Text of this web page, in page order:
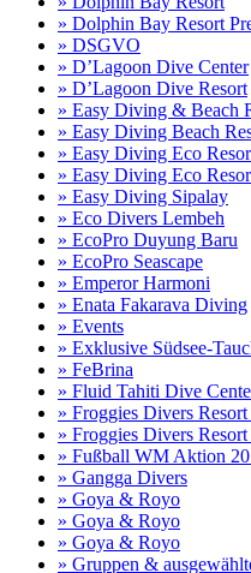
» Dolphin Bay Resort
» DSGVO
» D’Lagoon Dive Center
» D’Lagoon Dive Resort
» Easy Diving & Beach
» Easy Diving Beach
» Easy Diving Eco
» Easy Diving Eco
» Easy Diving Sipalay
» Eco Divers Lembeh
» EcoPro Duyung Baru
» EcoPro Seascape
» Emperor Harmoni
» Enata Fakarava Diving
» Events
» Exklusive Südsee-
» FeBrina
» Fluid Tahiti Dive
» Froggies Divers
» Froggies Divers Resort
» Fußball WM Aktion
» Gangga Divers
» Goya & Royo
» Goya & Royo
» Goya & Royo
» Gruppen &